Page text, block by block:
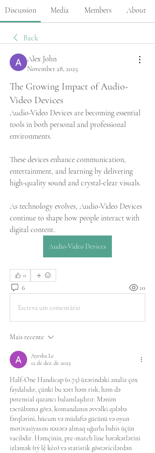
Discussion Media Members About
Back
Alex John
November 28, 2025
The Growing Impact of Audio-
Video Devices
Audio-Video Devices are becoming essential
tools in both personal and professional
environments.
These devices enhance communication,
entertainment, and learning by delivering
high-quality sound and crystal-clear visuals.
As technology evolves, Audio-Video Devices
continue to shape how people interact with
digital content.
Audio-Video Devices
0
6 10
Escreva um comentário
Mais recente
Ayesha Le
12 de dez. de 2025
Half-One Handicap (0.75) üzərindəki analiz çox
faydalıdır, çünki bu xətt həm risk, həm də
potensial qazancı balanslaşdırır. Mənim
təcrübəmə görə, komandanın əvvəlki qələbə
fərqlərini, hücum və müdafiə gücünü və oyun
motivasiyasını nəzərə almaq uğurlu bahis üçün
vacibdir. Həmçinin, pre-match line hərəkətlərini
izləmək (tỷ lệ kèo) və statistik göstəricilərdən